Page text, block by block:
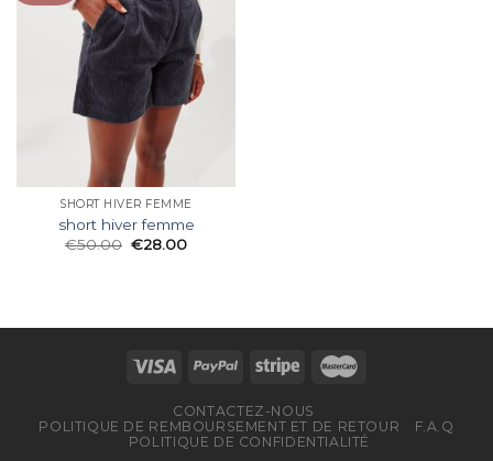
SHORT HIVER FEMME
short hiver femme
€50.00 €28.00
CONTACTEZ-NOUS
POLITIQUE DE REMBOURSEMENT ET DE RETOUR
F.A.Q
POLITIQUE DE CONFIDENTIALITÉ